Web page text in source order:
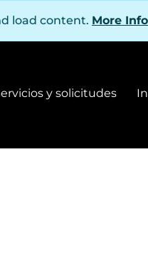
load content. More
y solicitudes